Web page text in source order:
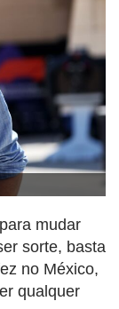
mudar
sorte, basta
no México,
qualquer